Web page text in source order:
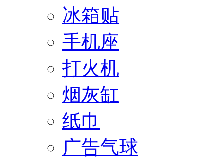
冰箱贴
手机座
打火机
烟灰缸
纸巾
广告气球